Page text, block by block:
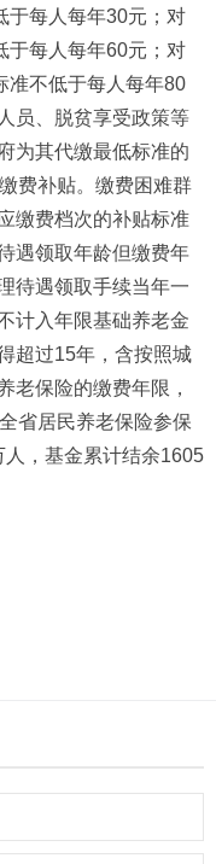
于每人每年30元；对
于每人每年60元；对
准不低于每人每年80
员、脱贫享受政策等
为其代缴最低标准的
费补贴。缴费困难群
缴费档次的补贴标准
遇领取年龄但缴费年
待遇领取手续当年一
计入年限基础养老金
超过15年，含按照城
老保险的缴费年限，
省居民养老保险参保
人，基金累计结余1605